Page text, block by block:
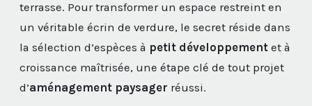
terrasse. Pour transformer un espace restreint en
un véritable écrin de verdure, le secret réside dans
la sélection d’espèces à petit développement et à
croissance maîtrisée, une étape clé de tout projet
d’aménagement paysager réussi.